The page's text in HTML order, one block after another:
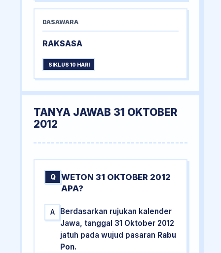
DASAWARA
RAKSASA
SIKLUS 10 HARI
TANYA JAWAB 31 OKTOBER
2012
Q
WETON 31 OKTOBER 2012
APA?
A
Berdasarkan rujukan kalender
Jawa, tanggal 31 Oktober 2012
jatuh pada wujud pasaran Rabu
Pon.